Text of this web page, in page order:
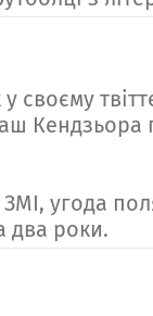
своєму
Кендзьора
угода
два роки.